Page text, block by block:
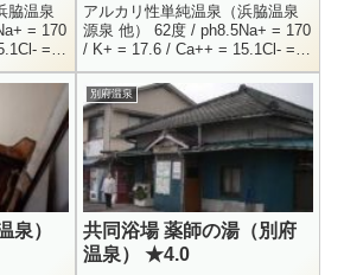
脇温泉
= 170
=
アルカリ性単純温泉（浜脇温泉
源泉 他） 62度 / ph8.5Na+ = 170
/ K+ = 17.6 / Ca++ = 15.1Cl- =
140 / So4-- = 52.6...
泉）
別府温泉
共同浴場 薬師の湯（別府
温泉） ★4.0